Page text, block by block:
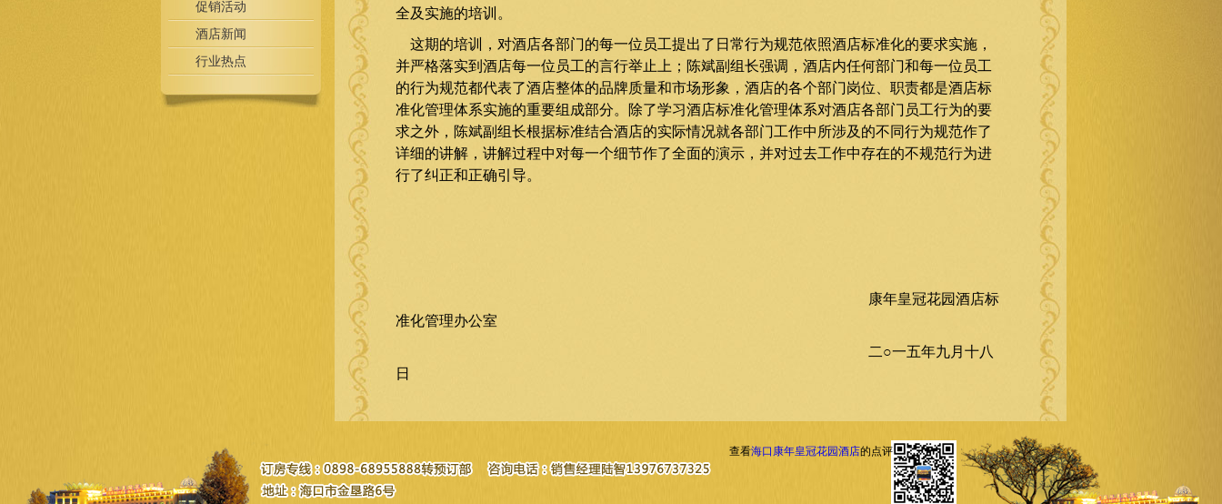
促销活动
酒店新闻
行业热点
全及实施的培训。
这期的培训，对酒店各部门的每一位员工提出了日常行为规范依照酒店标准化的要求实施，
并严格落实到酒店每一位员工的言行举止上；陈斌副组长强调，酒店内任何部门和每一位员工
的行为规范都代表了酒店整体的品牌质量和市场形象，酒店的各个部门岗位、职责都是酒店标
准化管理体系实施的重要组成部分。除了学习酒店标准化管理体系对酒店各部门员工行为的要
求之外，陈斌副组长根据标准结合酒店的实际情况就各部门工作中所涉及的不同行为规范作了
详细的讲解，讲解过程中对每一个细节作了全面的演示，并对过去工作中存在的不规范行为进
行了纠正和正确引导。
康年皇冠花园酒店标
准化管理办公室
二○一五年九月十八
日
查看海口康年皇冠花园酒店的点评